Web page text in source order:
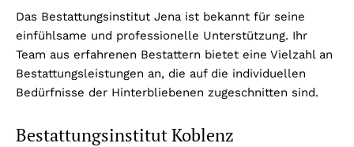
Das Bestattungsinstitut Jena ist bekannt für seine
einfühlsame und professionelle Unterstützung. Ihr
Team aus erfahrenen Bestattern bietet eine Vielzahl an
Bestattungsleistungen an, die auf die individuellen
Bedürfnisse der Hinterbliebenen zugeschnitten sind.
Bestattungsinstitut Koblenz